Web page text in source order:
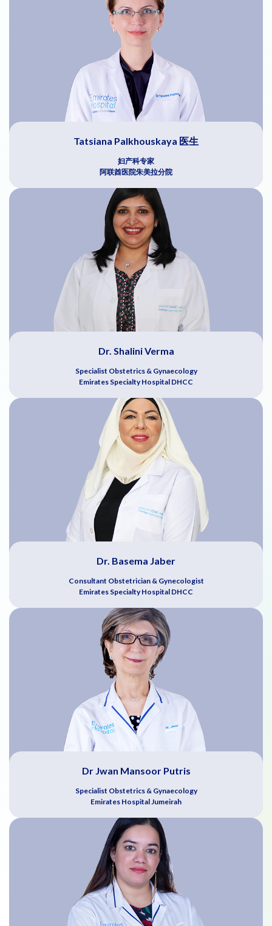
Tatsiana Palkhouskaya 医生
妇产科专家
阿联酋医院朱美拉分院
Dr. Shalini Verma
Specialist Obstetrics & Gynaecology
Emirates Specialty Hospital DHCC
Dr. Basema Jaber
Consultant Obstetrician & Gynecologist
Emirates Specialty Hospital DHCC
Dr Jwan Mansoor Putris
Specialist Obstetrics & Gynaecology
Emirates Hospital Jumeirah